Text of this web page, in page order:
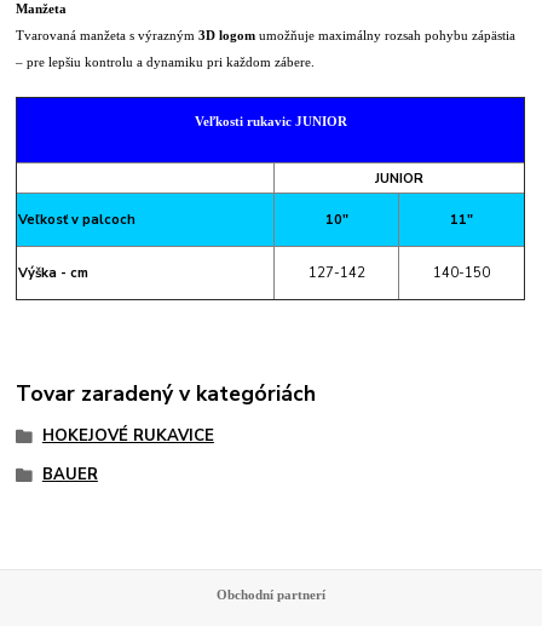
Manžeta
Tvarovaná manžeta s výrazným3D logom umožňuje maximálny rozsah pohybu zápästia
– pre lepšiu kontrolu a dynamiku pri každom zábere.
Veľkosti rukavic JUNIOR
JUNIOR
Veľkosť v palcoch 10" 11"
Výška - cm 127-142 140-150
Tovar zaradený v kategóriách
HOKEJOVÉ RUKAVICE
BAUER
Obchodní partnerí